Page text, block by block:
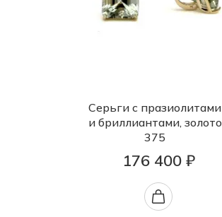
Серьги с празиолитами
и бриллиантами, золото
375
176 400 ₽